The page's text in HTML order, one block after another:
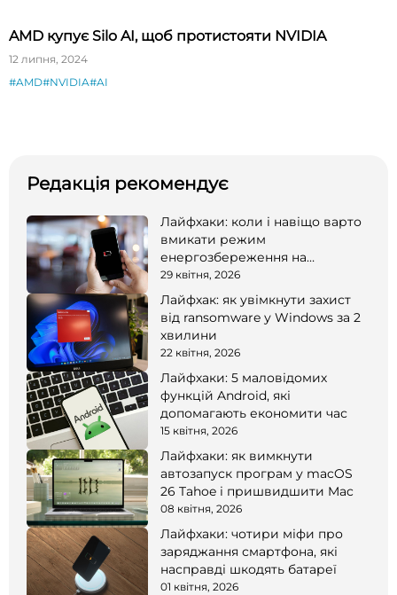
AMD купує Silo AI, щоб протистояти NVIDIA
12 липня, 2024
#AMD#NVIDIA#AI
Редакція рекомендує
Лайфхаки: коли і навіщо варто
вмикати режим
енергозбереження на
смартфоні
29 квітня, 2026
Лайфхак: як увімкнути захист
від ransomware у Windows за 2
хвилини
22 квітня, 2026
Лайфхаки: 5 маловідомих
функцій Android, які
допомагають економити час
15 квітня, 2026
Лайфхаки: як вимкнути
автозапуск програм у macOS
26 Tahoe і пришвидшити Mac
08 квітня, 2026
Лайфхаки: чотири міфи про
заряджання смартфона, які
насправді шкодять батареї
01 квітня, 2026